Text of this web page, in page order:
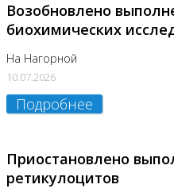
Возобновлено
биохимических
На Нагорной
10.07.2026
Подробнее
Приостановлено
ретикулоцитов